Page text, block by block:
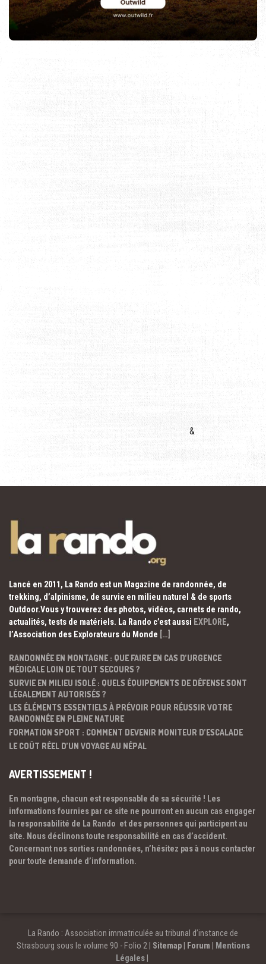
&
Lancé en 2011, La Rando est un Magazine de randonnée, de
trekking, d’alpinisme, de survie en milieu naturel & de sports
Outdoor.Vous y trouverez des photos, vidéos, carnets de rando,
actualités, tests de matériels. La Rando c’est aussi EXPLORE,
l’Association des Explorateurs du Monde […]
RANDONNÉE EN MONTAGNE : QUE FAIRE EN CAS D’URGENCE
MÉDICALE LOIN DE TOUT SECOURS ?
SURVIE EN MILIEU ISOLÉ : QUELS ÉQUIPEMENTS DE DÉFENSE SONT
LÉGALEMENT AUTORISÉS ?
LES ÉLÉMENTS ESSENTIELS À PRÉVOIR POUR RÉUSSIR VOTRE
RANDONNÉE EN PLEINE NATURE
FORMATION SPORT : COMMENT DEVENIR MONITEUR D’ESCALADE
LE COÛT RÉEL D’UN VOYAGE AU NÉPAL
AVERTISSEMENT !
En montagne, chacun est responsable de sa sécurité ! Les
informations fournies par ce site ne pourront en aucun cas engager
la responsabilité de La Rando et des personnes qui participent au
site. Nous déclinons toute responsabilité en cas d’accident.
Concernant nos sorties randonnées, n’hésitez pas à nous contacter
pour toute demande d’information.
La Rando : Association immatriculée au tribunal d’instance de
Strasbourg sous le volume 90 - Folio 2 | Sitemap| Forum
Mentions
Légales